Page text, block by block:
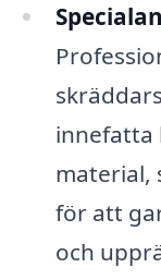
innefatta
material,
för att
och